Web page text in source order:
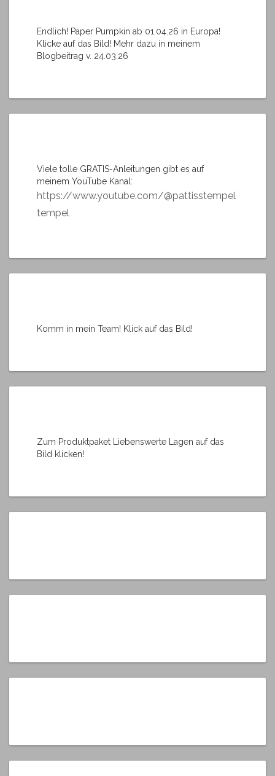
Endlich! Paper Pumpkin ab 01.04.26 in Europa!
Klicke auf das Bild! Mehr dazu in meinem
Blogbeitrag v. 24.03.26
Viele tolle GRATIS-Anleitungen gibt es auf
meinem YouTube Kanal:
https://www.youtube.com/@pattisstempel
tempel
Komm in mein Team! Klick auf das Bild!
Zum Produktpaket Liebenswerte Lagen auf das
Bild klicken!